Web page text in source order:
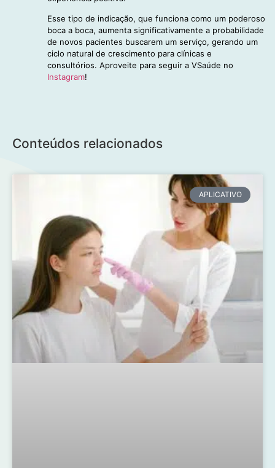
Esse tipo de indicação, que funciona como um poderoso
boca a boca, aumenta significativamente a probabilidade
de novos pacientes buscarem um serviço, gerando um
ciclo natural de crescimento para clínicas e
consultórios. Aproveite para seguir a VSaúde no
Instagram!
Conteúdos relacionados
APLICATIVO